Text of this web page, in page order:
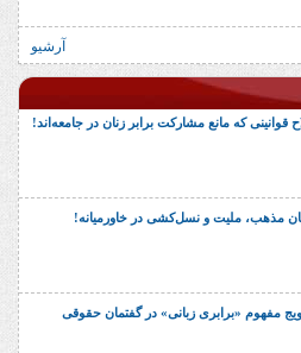
آرشیو
که مانع مشارکت برابر زنان در جامعه‌اند!
مذهب، ملیت و نسل‌کشی در خاورمیانه!
مفهوم «برابری زبانی» در گفتمان حقوقی